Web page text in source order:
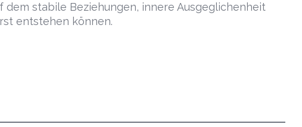
dem stabile Beziehungen, innere Ausgeglichenheit
entstehen können.